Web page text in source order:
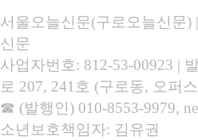
서울오늘신문(구로오늘신문)
신문
사업자번호: 812-53-00923 |
로 207, 241호 (구로동, 오퍼
☎ (발행인) 010-8553-9979,
소년보호책임자: 김유권